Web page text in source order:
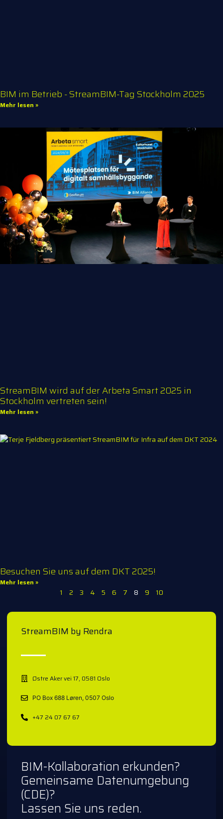
BIM im Betrieb - StreamBIM-Tag Stockholm 2025
Mehr lesen »
StreamBIM wird auf der Arbeta Smart 2025 in
Stockholm vertreten sein!
Mehr lesen »
Besuchen Sie uns auf dem DKT 2025!
Mehr lesen »
1 2 3 4 5 6 7 8 9 10
StreamBIM by Rendra
Østre Aker vei 17, 0581 Oslo
PO Box 688 Løren, 0507 Oslo
+47 24 07 67 67
BIM-Kollaboration erkunden?
Gemeinsame Datenumgebung
(CDE)?
Lassen Sie uns reden.